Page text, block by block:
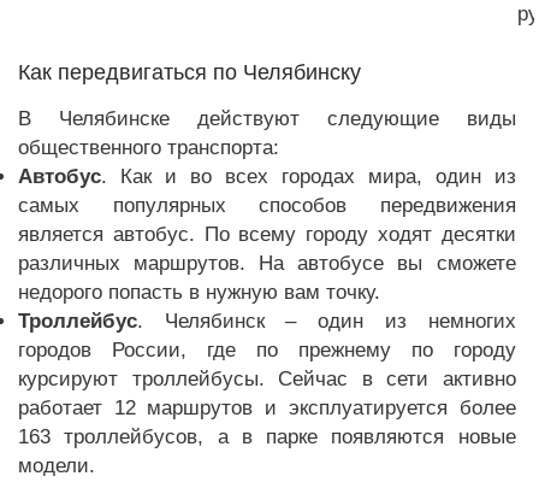
Как передвигаться по Челябинску
В Челябинске действуют следующие виды
общественного транспорта:
Автобус. Как и во всех городах мира, один из
самых популярных способов передвижения
является автобус. По всему городу ходят десятки
различных маршрутов. На автобусе вы сможете
недорого попасть в нужную вам точку.
Троллейбус. Челябинск – один из немногих
городов России, где по прежнему по городу
курсируют троллейбусы. Сейчас в сети активно
работает 12 маршрутов и эксплуатируется более
163 троллейбусов, а в парке появляются новые
модели.